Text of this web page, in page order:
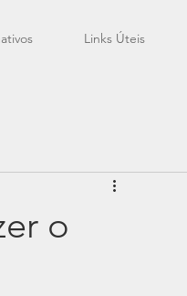
Links Úteis
o